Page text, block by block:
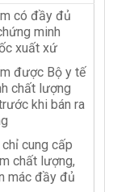
có đầy đủ
minh
xuất xứ
được Bộ y tế
chất lượng
khi bán ra
cung cấp
chất lượng,
mác đầy đủ